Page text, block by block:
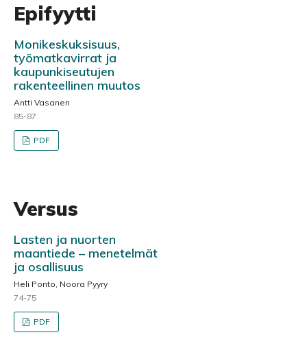
Epifyytti
Monikeskuksisuus,
työmatkavirrat ja
kaupunkiseutujen
rakenteellinen muutos
Antti Vasanen
85-87
PDF
Versus
Lasten ja nuorten
maantiede – menetelmät
ja osallisuus
Heli Ponto, Noora Pyyry
74-75
PDF